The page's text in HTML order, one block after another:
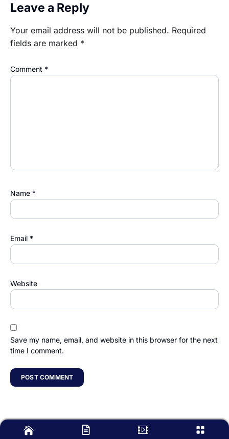
Leave a Reply
Your email address will not be published. Required
fields are marked *
Comment *
Name *
Email *
Website
Save my name, email, and website in this browser for the next
time I comment.